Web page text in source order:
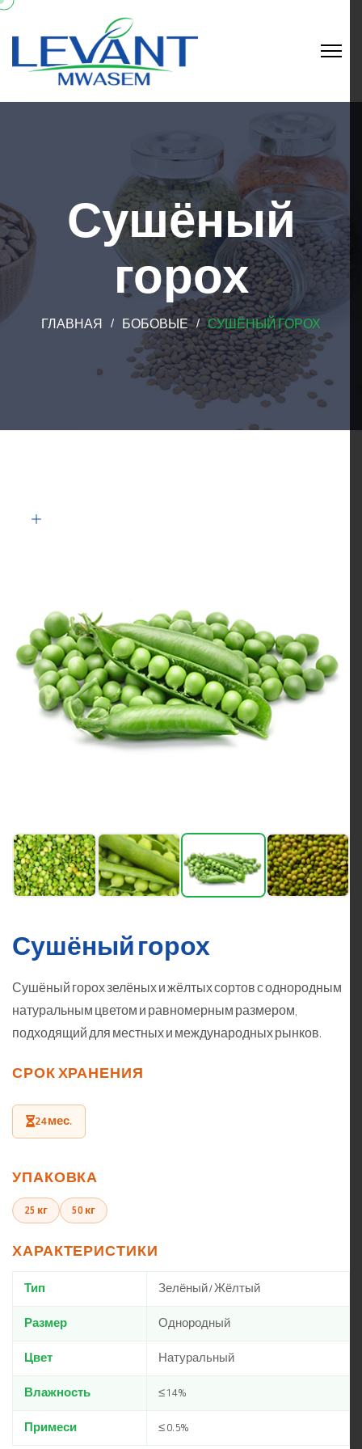
Сушёный
горох
ГЛАВНАЯ БОБОВЫЕ СУШЁНЫЙ ГОРОХ
Сушёный горох
Сушёный горох зелёных и жёлтых сортов с однородным
натуральным цветом и равномерным размером,
подходящий для местных и международных рынков.
СРОК ХРАНЕНИЯ
24 мес.
УПАКОВКА
25 кг 50 кг
ХАРАКТЕРИСТИКИ
Тип Зелёный / Жёлтый
Размер Однородный
Цвет Натуральный
Влажность ≤ 14%
Примеси ≤ 0.5%